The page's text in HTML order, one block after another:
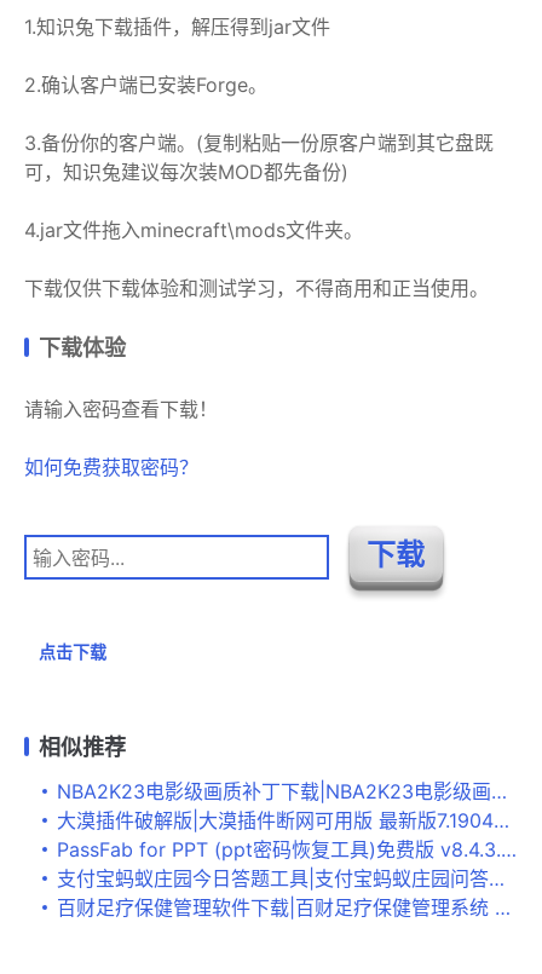
1.知识兔下载插件，解压得到jar文件
2.确认客户端已安装Forge。
3.备份你的客户端。(复制粘贴一份原客户端到其它盘既
可，知识兔建议每次装MOD都先备份)
4.jar文件拖入minecraft\mods文件夹。
下载仅供下载体验和测试学习，不得商用和正当使用。
下载体验
请输入密码查看下载！
如何免费获取密码？
点击下载
相似推荐
NBA2K23电影级画质补丁下载|NBA2K23电影级画质补丁 免费版v3.0下载
大漠插件破解版|大漠插件断网可用版 最新版7.1904下载
PassFab for PPT (ppt密码恢复工具)免费版 v8.4.3.6下载
支付宝蚂蚁庄园今日答题工具|支付宝蚂蚁庄园问答软件 每日答案版v1.0下载
百财足疗保健管理软件下载|百财足疗保健管理系统 最新版V5.0下载